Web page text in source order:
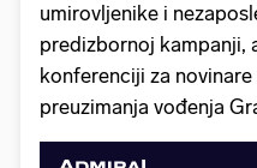
umirovljenike i
predizbornoj kampanji,
konferenciji za
preuzimanja vođenja